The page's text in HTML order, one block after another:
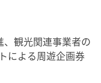
観光関連事業者の
による周遊企画券